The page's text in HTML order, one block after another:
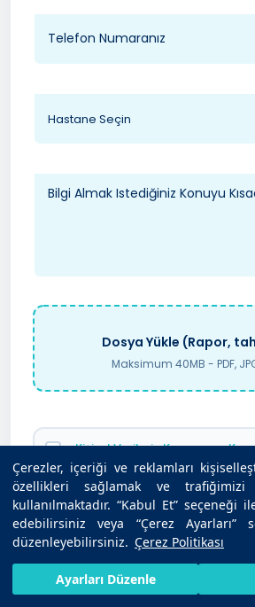
Çerezler, içeriği ve reklamları
özellikleri sağlamak ve
kullanılmaktadır. “Kabul Et” seçeneği
edebilirsiniz veya “Çerez Ayarları”
düzenleyebilirsiniz. Çerez Politikası
Ayarları Düzenle
Hastane Seçin
Dosya Yükle (Rapor,
Maksimum 40MB - PDF,
Kişisel Verilerin Korunması
Bilgilendirme’yi okudum.
belirtilen kapsamda
sunumu amacıyla tarafımla
kabul ediyorum.
HIZLI RANDEVU AL